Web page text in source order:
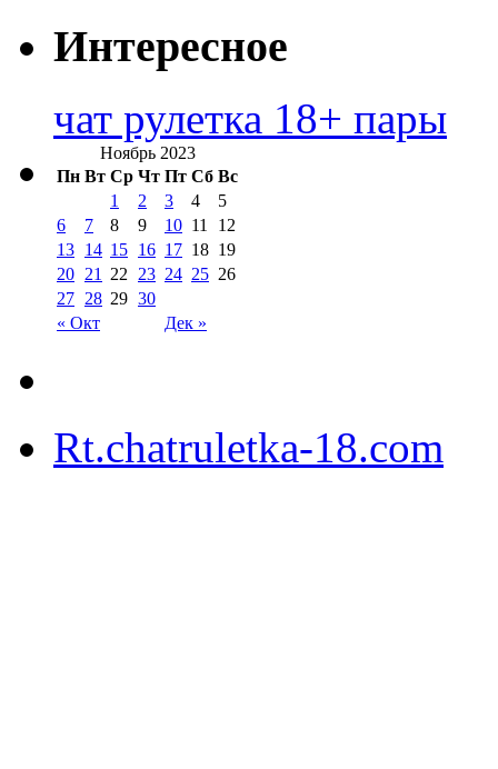
Интересное
чат рулетка 18+ пары
Ноябрь 2023
Пн Вт Ср Чт Пт Сб Вс
« Окт Дек »
1 2 3 4
5
6
7 8 9 10 11
12
13 14 15 16 17 18 19
20 21 22 23 24 25 26
27 28 29 30
Rt.chatruletka-18.com